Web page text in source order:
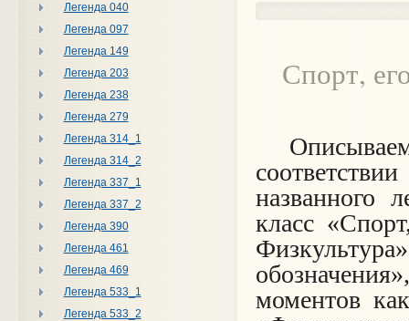
Легенда 040
Легенда 097
Легенда 149
Легенда 203
Легенда 238
Легенда 279
Легенда 314_1
Легенда 314_2
Легенда 337_1
Легенда 337_2
Легенда 390
Легенда 461
Легенда 469
Легенда 533_1
Легенда 533_2
Спорт,
названного
класс
моментов